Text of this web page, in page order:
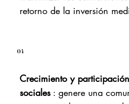
retorno de la inversión
04
Crecimiento y
sociales: genere una